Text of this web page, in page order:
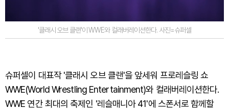
'클래시 오브 클랜'이 WWE와 컬래버레이션한다. 사진=슈퍼셀
슈퍼셀이 대표작 '클래시 오브 클랜'을 앞세워 프로레슬링 쇼
WWE(World Wrestling Entertainment)와 컬래버레이션한다.
WWE 연간 최대의 축제인 '레슬매니아 41'에 스폰서로 함께할